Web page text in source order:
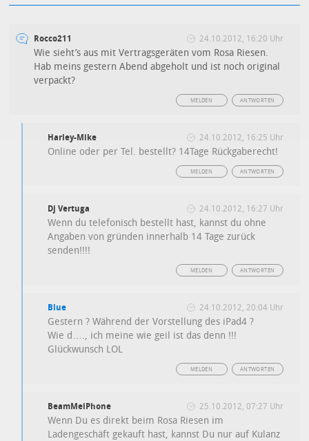
Rocco211 24.10.2012, 16:20 Uhr
Wie sieht’s aus mit Vertragsgeräten vom Rosa Riesen.
Hab meins gestern Abend abgeholt und ist noch original
verpackt?
ANTWORTEN
MELDEN
Harley-Mike 24.10.2012, 16:25 Uhr
Online oder per Tel. bestellt? 14Tage Rückgaberecht!
ANTWORTEN
MELDEN
Dj Vertuga 24.10.2012, 16:27 Uhr
Wenn du telefonisch bestellt hast, kannst du ohne
Angaben von gründen innerhalb 14 Tage zurück
senden!!!!
ANTWORTEN
MELDEN
Blue 24.10.2012, 20:04 Uhr
Gestern ? Während der Vorstellung des iPad4 ?
Wie d…., ich meine wie geil ist das denn !!!
Glückwunsch LOL
ANTWORTEN
MELDEN
BeamMeiPhone 25.10.2012, 07:27 Uhr
Wenn Du es direkt beim Rosa Riesen im
Ladengeschäft gekauft hast, kannst Du nur auf Kulanz